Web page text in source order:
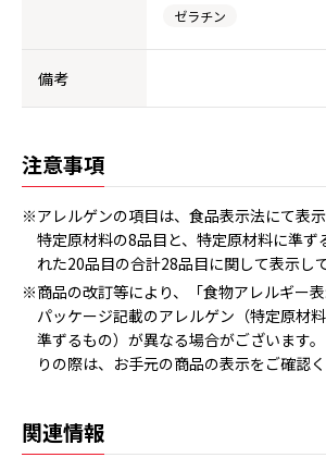
ゼラチン
備考
注意事項
※アレルゲンの項目は、食品表示法にて表
特定原材料の8品目と、特定原材料に準ず
れた20品目の合計28品目に関して表示し
※商品の改訂等により、「食物アレルギー
パッケージ記載のアレルゲン（特定原材
準ずるもの）が異なる場合がございます
りの際は、お手元の商品の表示をご確認く
関連情報